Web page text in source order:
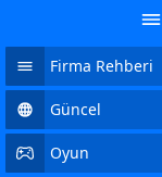
Firma Rehberi
Güncel
Oyun